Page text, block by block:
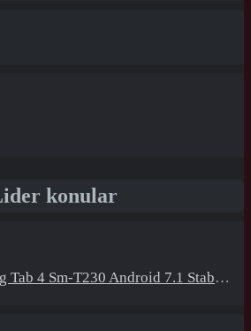
konular
4 Sm-T230 Android 7.1 Stabil Eba Destekli Yazılım